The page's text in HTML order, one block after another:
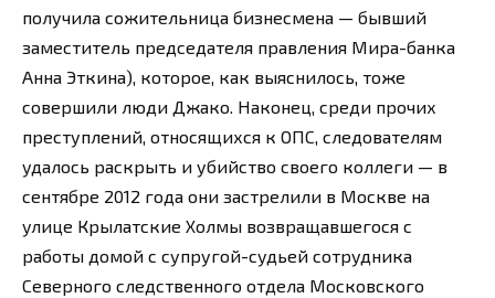
получила сожительница бизнесмена — бывший
заместитель председателя правления Мира-банка
Анна Эткина), которое, как выяснилось, тоже
совершили люди Джако. Наконец, среди прочих
преступлений, относящихся к ОПС, следователям
удалось раскрыть и убийство своего коллеги — в
сентябре 2012 года они застрелили в Москве на
улице Крылатские Холмы возвращавшегося с
работы домой с супругой-судьей сотрудника
Северного следственного отдела Московского